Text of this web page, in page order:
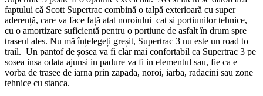
faptului că Scott Supertrac combină o talpă exterioară cu super
aderență, care va face față atat noroiului cat si portiunilor tehnice,
cu o amortizare suficientă pentru o portiune de asfalt în drum spre
traseul ales. Nu mă înțelegeți greșit, Supertrac 3 nu este un road to
trail. Un pantof de șosea va fi clar mai confortabil ca Supertrac 3 pe
sosea insa odata ajunsi in padure va fi in elementul sau, fie ca e
vorba de trasee de iarna prin zapada, noroi, iarba, radacini sau zone
tehnice cu stanca.